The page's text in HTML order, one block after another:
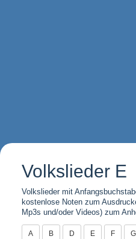
Volkslieder E
Volkslieder mit
kostenlose Noten zum
Mp3s und/oder Videos) zum
A B D E F G